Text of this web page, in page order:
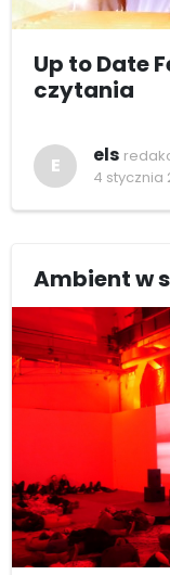
Up to Date
czytania
E els
4 stycznia
Ambient w